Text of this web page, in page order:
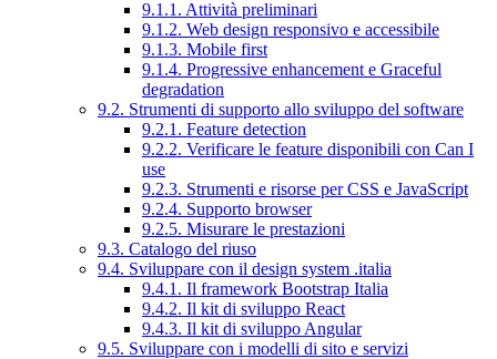
9.1.1. Attività preliminari
9.1.2. Web design responsivo e accessibile
9.1.3. Mobile first
9.1.4. Progressive enhancement e Graceful
degradation
9.2. Strumenti di supporto allo sviluppo del software
9.2.1. Feature detection
9.2.2. Verificare le feature disponibili con Can I
use
9.2.3. Strumenti e risorse per CSS e JavaScript
9.2.4. Supporto browser
9.2.5. Misurare le prestazioni
9.3. Catalogo del riuso
9.4. Sviluppare con il design system .italia
9.4.1. Il framework Bootstrap Italia
9.4.2. Il kit di sviluppo React
9.4.3. Il kit di sviluppo Angular
9.5. Sviluppare con i modelli di sito e servizi